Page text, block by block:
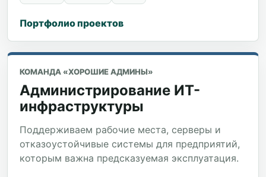
Портфолио проектов
КОМАНДА «ХОРОШИЕ АДМИНЫ»
Администрирование ИТ-
инфраструктуры
Поддерживаем рабочие места, серверы и
отказоустойчивые системы для предприятий,
которым важна предсказуемая эксплуатация.